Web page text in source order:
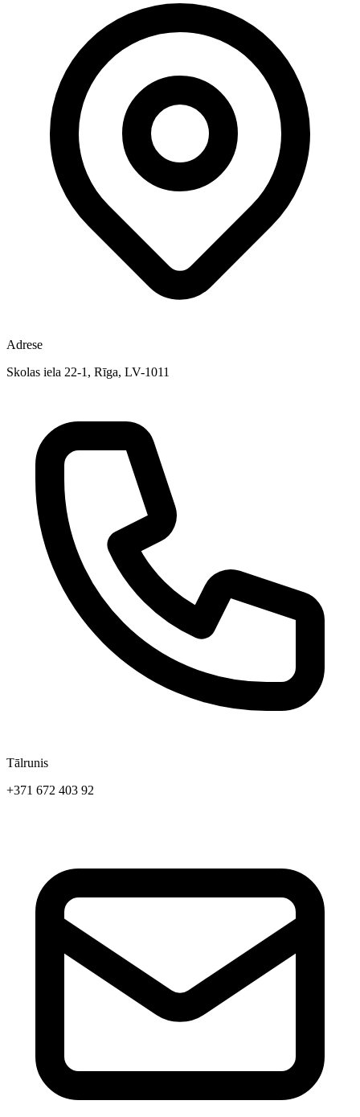
Adrese
Skolas iela 22-1, Rīga, LV-1011
Tālrunis
+371 672 403 92